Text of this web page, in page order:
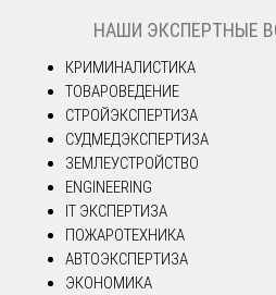
НАШИ ЭКСПЕРТНЫЕ
КРИМИНАЛИСТИКА
ТОВАРОВЕДЕНИЕ
СТРОЙЭКСПЕРТИЗА
СУДМЕДЭКСПЕРТИЗА
ЗЕМЛЕУСТРОЙСТВО
ENGINEERING
IT ЭКСПЕРТИЗА
ПОЖАРОТЕХНИКА
АВТОЭКСПЕРТИЗА
ЭКОНОМИКА